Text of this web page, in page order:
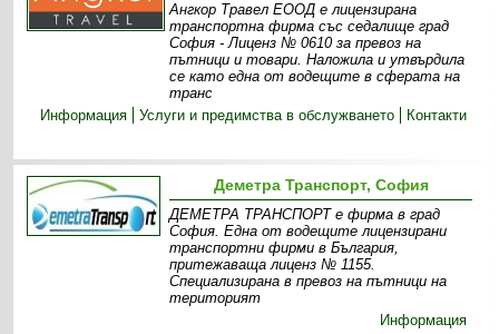
Ангкор Травел ЕООД е лицензирана
транспортна фирма със седалище град
София - Лиценз № 0610 за превоз на
пътници и товари. Наложила и утвърдила
се като една от водещите в сферата на
транс
Информация
Услуги и предимства в обслужването Контакти
Деметра Транспорт, София
ДЕМЕТРА ТРАНСПОРТ е фирма в град
София. Една от водещите лицензирани
транспортни фирми в България,
притежаваща лиценз № 1155.
Специализирана в превоз на пътници на
територият
Информация